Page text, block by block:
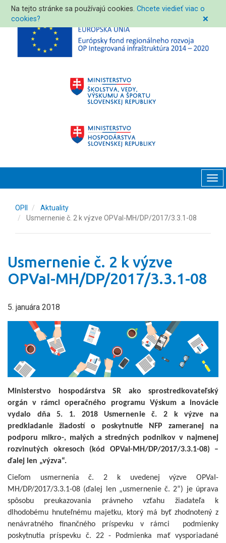
Na tejto stránke sa používajú cookies.Chcete viedieť viac o
cookies?
❌
OPII
Aktuality
Usmernenie č. 2 k výzve OPVaI-MH/DP/2017/3.3.1-08
Usmernenie č. 2 k výzve
OPVaI-MH/DP/2017/3.3.1-08
5. januára 2018
Ministerstvo hospodárstva SR ako sprostredkovateľský
orgán v rámci operačného programu Výskum a inovácie
vydalo dňa 5. 1. 2018 Usmernenie č. 2 k výzve na
predkladanie žiadostí o poskytnutie NFP zameranej na
podporu mikro-, malých a stredných podnikov v najmenej
rozvinutých okresoch (kód OPVaI-MH/DP/2017/3.3.1-08) –
ďalej len „výzva“.
Cieľom usmernenia č. 2 k uvedenej výzve OPVaI-
MH/DP/2017/3.3.1-08 (ďalej len „usmernenie č. 2“) je úprava
spôsobu preukazovania právneho vzťahu žiadateľa k
dlhodobému hnuteľnému majetku, ktorý má byť zhodnotený z
nenávratného finančného príspevku v rámci podmienky
poskytnutia príspevku č. 22 - Podmienka mať vysporiadané